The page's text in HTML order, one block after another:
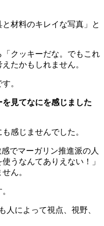
材料のキレイな写真」と
クッキーだな。でもこれ
たかもしれません。
す。
見てなにを感じました
感じませんでした。
でマーガリン推進派の人
うなんてありえない！」
ん。
人によって視点、視野、